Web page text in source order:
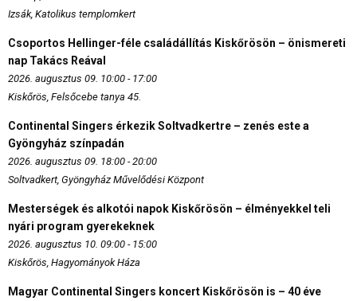
Izsák, Katolikus templomkert
Csoportos Hellinger-féle családállítás Kiskőrösön – önismereti
nap Takács Reával
2026. augusztus 09. 10:00 - 17:00
Kiskőrös, Felsőcebe tanya 45.
Continental Singers érkezik Soltvadkertre – zenés este a
Gyöngyház színpadán
2026. augusztus 09. 18:00 - 20:00
Soltvadkert, Gyöngyház Művelődési Központ
Mesterségek és alkotói napok Kiskőrösön – élményekkel teli
nyári program gyerekeknek
2026. augusztus 10. 09:00 - 15:00
Kiskőrös, Hagyományok Háza
Magyar Continental Singers koncert Kiskőrösön is – 40 éve